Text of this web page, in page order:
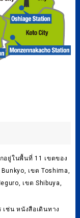
อยู่ในพื้นที่ 11 เขตของ
เขต Toshima,
เขต Shibuya,
เช่น หนังสือเดินทาง